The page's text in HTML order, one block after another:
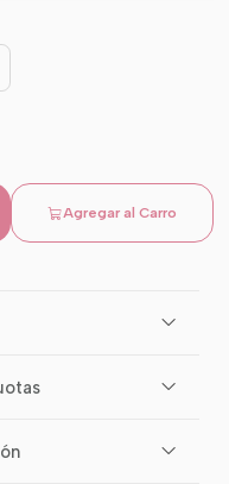
Agregar al Carro